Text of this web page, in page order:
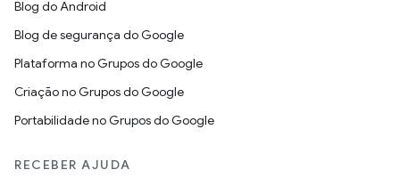
Blog do Android
Blog de segurança do Google
Plataforma no Grupos do Google
Criação no Grupos do Google
Portabilidade no Grupos do Google
RECEBER AJUDA